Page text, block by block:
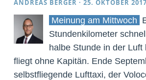
ANDREAS BERGER ·25. OKTOBER 2017
Meinung am Mittwoch
Stundenkilometer
halbe Stunde in der Luft
fliegt ohne Kapitän. Ende
selbstfliegende Lufttaxi, der